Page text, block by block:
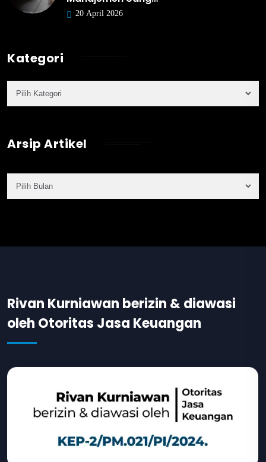
20 April 2026
Kategori
Arsip Artikel
Rivan Kurniawan berizin & diawasi
oleh Otoritas Jasa Keuangan